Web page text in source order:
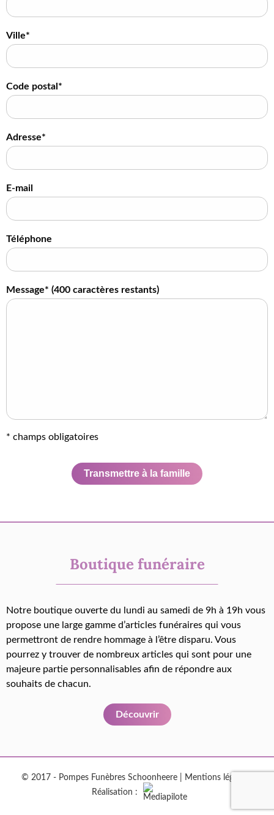
Ville*
Code postal*
Adresse*
E-mail
Téléphone
Message* (400 caractères restants)
* champs obligatoires
Transmettre à la famille
Boutique funéraire
Notre boutique ouverte du lundi au samedi de 9h à 19h vous
propose une large gamme d’articles funéraires qui vous
permettront de rendre hommage à l’être disparu. Vous
pourrez y trouver de nombreux articles qui sont pour une
majeure partie personnalisables afin de répondre aux
souhaits de chacun.
Découvrir
© 2017 - Pompes Funèbres Schoonheere | Mentions légales
Réalisation :